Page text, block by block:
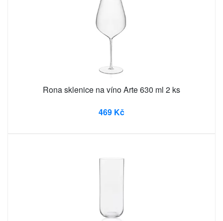
Rona sklenice na víno Arte 630 ml 2 ks
469 Kč